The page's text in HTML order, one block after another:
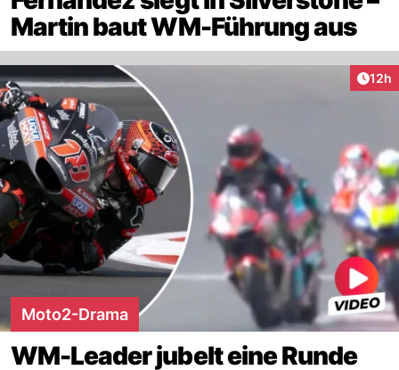
Martin baut WM-Führung aus
12h
Moto2-Drama
WM-Leader jubelt eine Runde